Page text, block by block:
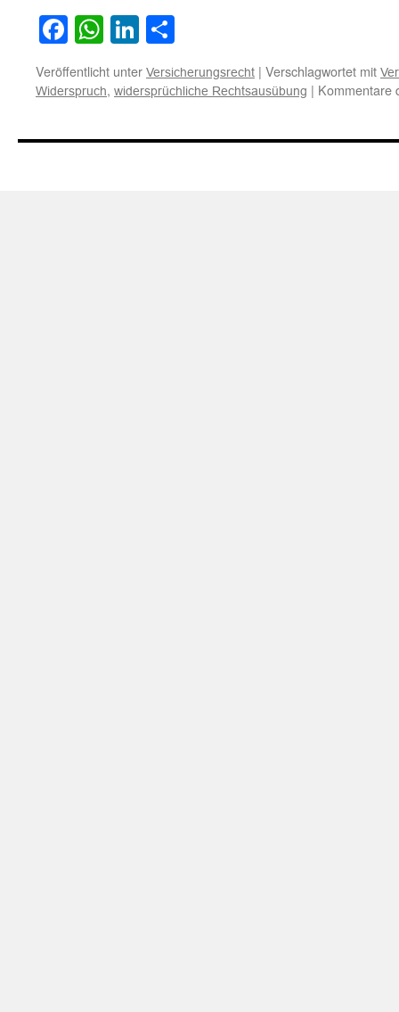
Facebook
WhatsApp
LinkedIn
Veröffentlicht unter Versicherungsrecht | Verschlagwortet mit
Widerspruch, widersprüchliche Rechtsausübung | Kommentare